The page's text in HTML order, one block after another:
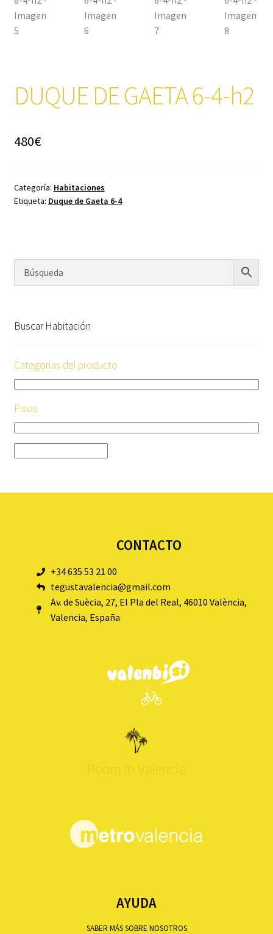
DUQUE DE GAETA 6-4-h2
480€
Categoría: Habitaciones
Etiqueta: Duque de Gaeta 6-4
Buscar Habitación
Categorías del producto
Pisos
CONTACTO
+34 635 53 21 00
tegustavalencia@gmail.com
Av. de Suècia, 27, El Pla del Real, 46010 València,
Valencia, España
Room In Valencia
AYUDA
SABER MÁS SOBRE NOSOTROS